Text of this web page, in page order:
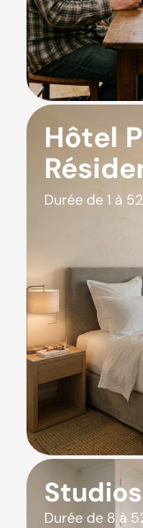
Hôtel
Durée de 1 à
Durée de 8 à